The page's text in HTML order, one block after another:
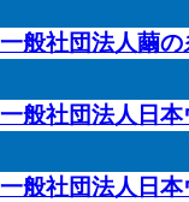
一般社団法人繭
一般社団法人日
一般社団法人日